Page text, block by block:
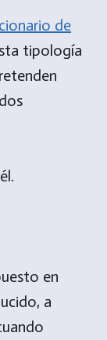
de
tipología
en
a